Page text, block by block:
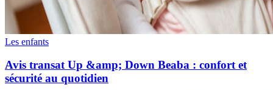
Les enfants
Avis transat Up &amp; Down Beaba : confort et
sécurité au quotidien